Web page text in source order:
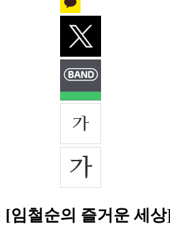
[임철순의 즐거운 세상]